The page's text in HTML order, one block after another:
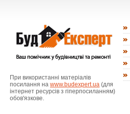
При використанні матеріалів
посилання на www.budexpert.ua (для
інтернет ресурсів з гіперпосиланням)
обов'язкове.